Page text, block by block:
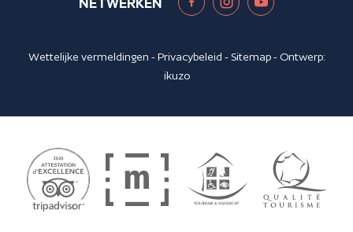
Wettelijke vermeldingen -Privacybeleid - Sitemap- Ontwerp:
ikuzo